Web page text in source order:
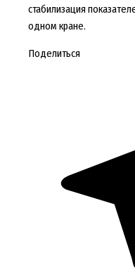
стабилизация
одном кране.
Поделиться